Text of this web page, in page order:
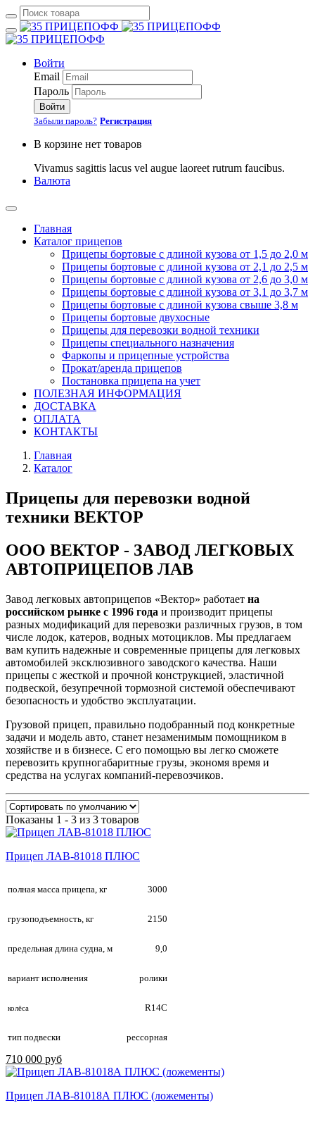
Войти
Email
Пароль
Войти
Забыли пароль? Регистрация
В корзине нет товаров
Vivamus sagittis lacus vel augue laoreet rutrum faucibus.
Валюта
Главная
Каталог прицепов
Прицепы бортовые с длиной кузова от 1,5 до 2,0 м
Прицепы бортовые с длиной кузова от 2,1 до 2,5 м
Прицепы бортовые с длиной кузова от 2,6 до 3,0 м
Прицепы бортовые с длиной кузова от 3,1 до 3,7 м
Прицепы бортовые с длиной кузова свыше 3,8 м
Прицепы бортовые двухосные
Прицепы для перевозки водной техники
Прицепы специального назначения
Фаркопы и прицепные устройства
Прокат/аренда прицепов
Постановка прицепа на учет
ПОЛЕЗНАЯ ИНФОРМАЦИЯ
ДОСТАВКА
ОПЛАТА
КОНТАКТЫ
Главная
Каталог
Прицепы для перевозки водной
техники ВЕКТОР
ООО ВЕКТОР - ЗАВОД ЛЕГКОВЫХ
АВТОПРИЦЕПОВ ЛАВ
Завод легковых автоприцепов «Вектор» работает на
российском рынке с 1996 года и производит прицепы
разных модификаций для перевозки различных грузов, в том
числе лодок, катеров, водных мотоциклов. Мы предлагаем
вам купить надежные и современные прицепы для легковых
автомобилей эксклюзивного заводского качества. Наши
прицепы с жесткой и прочной конструкцией, эластичной
подвеской, безупречной тормозной системой обеспечивают
безопасность и удобство эксплуатации.
Грузовой прицеп, правильно подобранный под конкретные
задачи и модель авто, станет незаменимым помощником в
хозяйстве и в бизнесе. С его помощью вы легко сможете
перевозить крупногабаритные грузы, экономя время и
средства на услугах компаний-перевозчиков.
Показаны 1 - 3 из 3 товаров
Прицеп ЛАВ-81018 ПЛЮС
полная масса прицепа, кг 3000
грузоподъемность, кг 2150
предельная длина судна, м 9,0
вариант исполнения ролики
колёса R14С
тип подвески рессорная
710 000 руб
Прицеп ЛАВ-81018А ПЛЮС (ложементы)